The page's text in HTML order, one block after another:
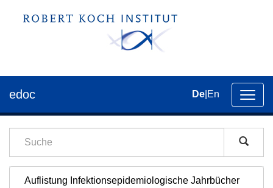
der
edoc De En
Auflistung Infektionsepidemiologische Jahrbücher